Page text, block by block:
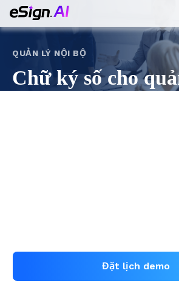
QUẢN LÝ NỘI BỘ
Chữ ký số cho
Đặt lịch demo